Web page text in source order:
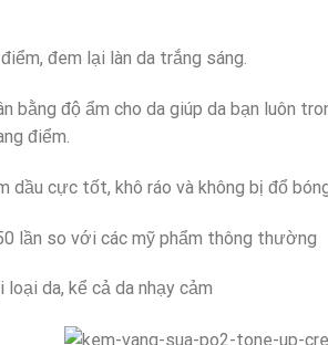
đem lại làn da trắng sáng.
bằng độ ẩm cho da giúp da bạn luôn
điểm.
dầu cực tốt, khô ráo và không bị đổ
lần so với các mỹ phẩm thông thường
loại da, kể cả da nhạy cảm